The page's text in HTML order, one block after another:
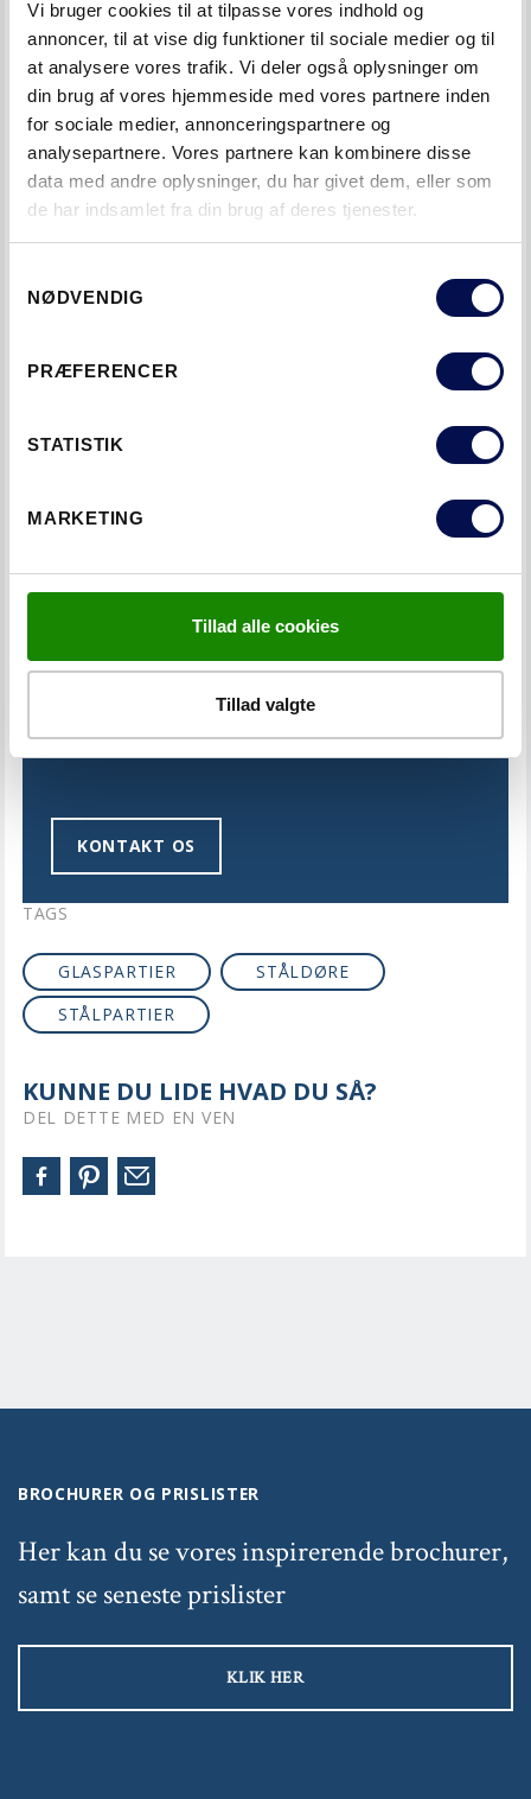
Vi bruger cookies til at tilpasse vores indhold og
annoncer, til at vise dig funktioner til sociale medier og til
at analysere vores trafik. Vi deler også oplysninger om
din brug af vores hjemmeside med vores partnere inden
for sociale medier, annonceringspartnere og
analysepartnere. Vores partnere kan kombinere disse
data med andre oplysninger, du har givet dem, eller som
de har indsamlet fra din brug af deres tjenester.
NØDVENDIG
PRÆFERENCER
STATISTIK
MARKETING
Tillad alle cookies
Tillad valgte
overholder gældende krav.
Fakta
STÅLDØRE - ELLER HAR DU
BRUG FOR HJÆLP INDEN
BESTILLING
For rådgivning omkring ståldøre kontakt os på
telefon 70 130 530
KONTAKT OS
TAGS
GLASPARTIER
STÅLDØRE
STÅLPARTIER
KUNNE DU LIDE HVAD DU SÅ?
DEL DETTE MED EN VEN
BROCHURER OG PRISLISTER
Her kan du se vores inspirerende brochurer,
samt se seneste prislister
KLIK HER